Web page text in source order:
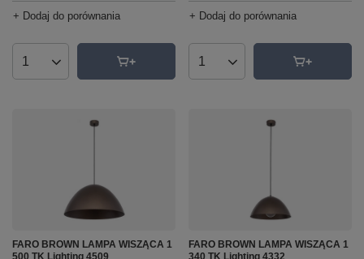
+ Dodaj do porównania
Ilość produktów
+ Dodaj do porównania
Ilość produktów
FARO BROWN LAMPA WISZĄCA 1
500 TK Lighting 4509
FARO BROWN LAMPA WISZĄCA 1
340 TK Lighting 4332